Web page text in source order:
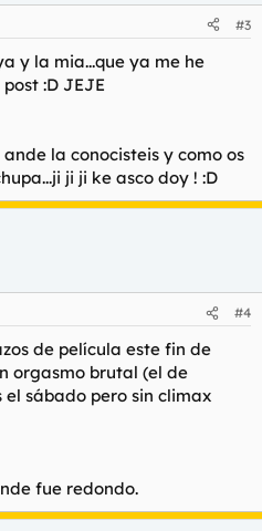
#3
y la mia...que ya me he
:D JEJE
la conocisteis y como os
ji ji ke asco doy ! :D
#4
de película este fin de
orgasmo brutal (el de
el sábado pero sin climax
fue redondo.